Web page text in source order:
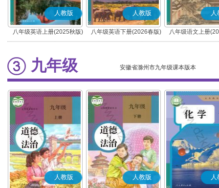
人教版
八年级英语上册(2025秋版)
人教版
八年级英语下册(2026春版)
人
八年级语文上册
(部编版)
九年级 安徽省滁州市九年级课本版本
人教版 人教版 人